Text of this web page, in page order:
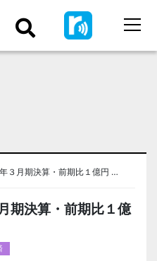
３月期決算・前期比１億円 …
期決算・前期比１億